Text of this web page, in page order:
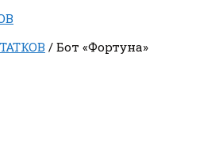
/ Бот «Фортуна»